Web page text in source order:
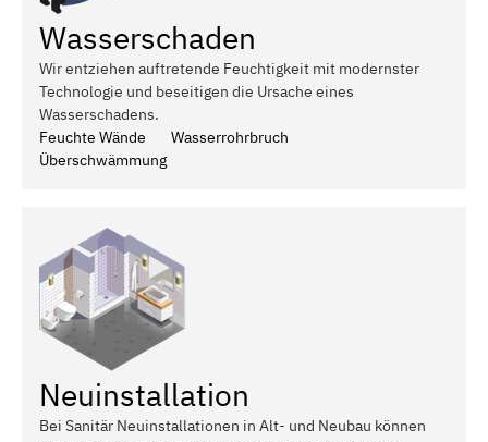
Wasserschaden
Wir entziehen auftretende Feuchtigkeit mit modernster
Technologie und beseitigen die Ursache eines
Wasserschadens.
Feuchte Wände
Wasserrohrbruch
Überschwämmung
Neuinstallation
Bei Sanitär Neuinstallationen in Alt- und Neubau können